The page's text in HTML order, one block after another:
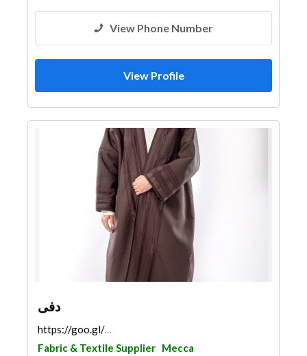
View Phone Number
View Profile
دفى
https://goo.gl/maps/N4xo3d4Jmyz23MQh8
Fabric & Textile Supplier Mecca